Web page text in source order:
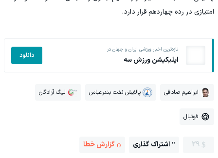
امتیازی در رده چهاردهم قرار دارد.
تازه‌ترین اخبار ورزشی ایران و جهان در
اپلیکیشن ورزش سه دانلود
ابراهیم صادقی پالایش نفت بندرعباس لیگ آزادگان
فوتبال
29 اشتراک گذاری گزارش خطا